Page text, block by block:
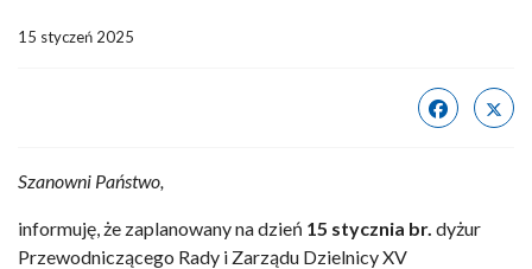
15 styczeń 2025
Szanowni Państwo,
informuję, że zaplanowany na dzień 15 stycznia br. dyżur
Przewodniczącego Rady i Zarządu Dzielnicy XV